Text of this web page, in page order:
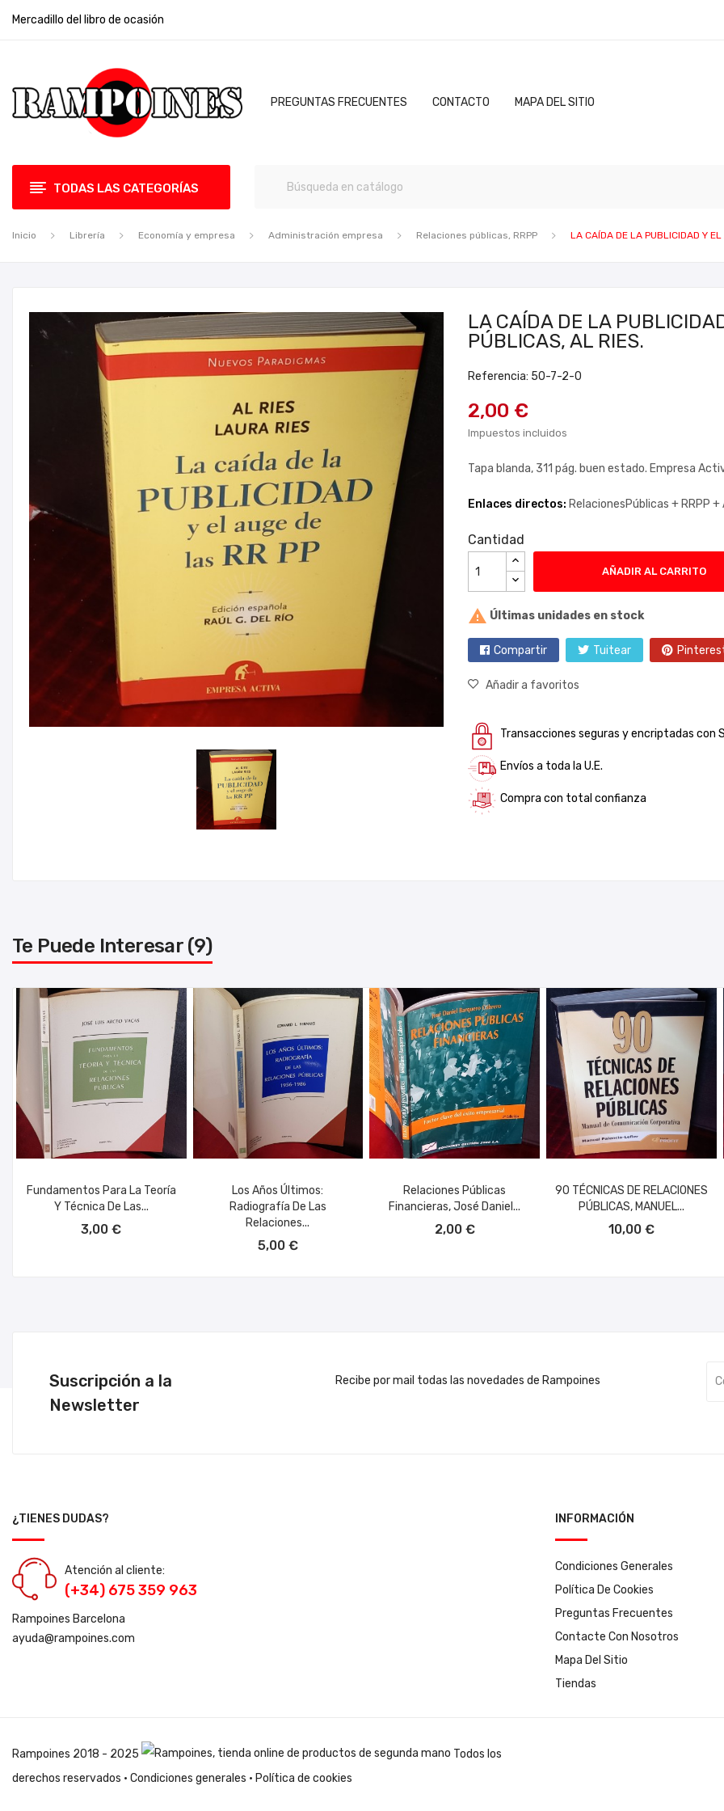
Mercadillo del libro de ocasión
PREGUNTAS FRECUENTES CONTACTO MAPA DEL SITIO
TODAS LAS CATEGORÍAS
Inicio Librería Economía y empresa Administración empresa Relaciones públicas, RRPP LA CAÍDA DE LA PUBLICIDAD Y
LA CAÍDA DE LA
PÚBLICAS, AL RIES.
Referencia: 50-7-2-0
2,00 €
Impuestos incluidos
Tapa blanda, 311 pág. buen estado. Empresa
Enlaces directos: RelacionesPúblicas + RRPP +
Cantidad
AÑADIR AL CARRITO
 Últimas unidades en stock
Compartir Tuitear
Añadir a favoritos
Transacciones seguras y encriptadas con
Envíos a toda la U.E.
Compra con total confianza
Te Puede Interesar (9)
Fundamentos Para La Teoría
Y Técnica De Las...
3,00 €
Los Años Últimos:
Radiografía De Las
Relaciones...
5,00 €
Relaciones Públicas
Financieras, José Daniel...
2,00 €
90 TÉCNICAS DE RELACIONES
PÚBLICAS, MANUEL...
10,00 €
Suscripción a la
Newsletter
Recibe por mail todas las novedades de Rampoines
¿TIENES DUDAS?
Atención al cliente:
(+34) 675 359 963
Rampoines Barcelona
ayuda@rampoines.com
INFORMACIÓN
Condiciones Generales
Política De Cookies
Preguntas Frecuentes
Contacte Con Nosotros
Mapa Del Sitio
Tiendas
Rampoines 2018 - 2025
Todos los
derechos reservados · Condiciones generales · Política de cookies